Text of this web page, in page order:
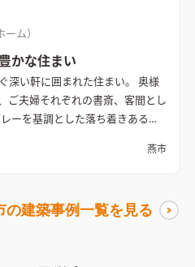
ム）
かな住まい
い軒に囲まれた住まい。 奥様
ご夫婦それぞれの書斎、客間とし
り、天板は無垢のステンレスのバ
燕市
の建築事例一覧を見る